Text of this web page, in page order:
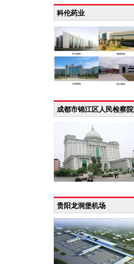
科伦药业
成都市锦江区人民检察院
贵阳龙洞堡机场